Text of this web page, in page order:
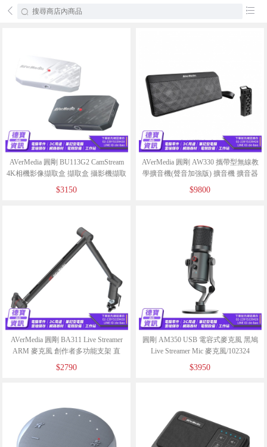
󰄕 󰂦
AVerMedia 圓剛 BU113G2 CamStream
4K相機影像擷取盒 擷取盒 攝影機擷取
盒 相機擷取盒/063025
$3150
AVerMedia 圓剛 AW330 攜帶型無線教
學擴音機(聲音加強版) 擴音機 擴音器
教學擴音機 大聲公/12725
$9800
AVerMedia 圓剛 BA311 Live Streamer
ARM 麥克風 創作者多功能支架 直
播/102424
$2790
圓剛 AM350 USB 電容式麥克風 黑鳩
Live Streamer Mic 麥克風/102324
$3950